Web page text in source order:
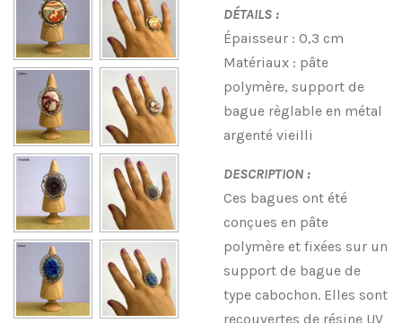
DÉTAILS :
Épaisseur : 0,3 cm
Matériaux : pâte
polymère, support de
bague règlable en métal
argenté vieilli
DESCRIPTION :
Ces bagues ont été
conçues en pâte
polymère et fixées sur un
support de bague de
type cabochon. Elles sont
recouvertes de résine UV